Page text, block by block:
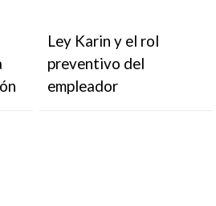
Ley Karin y el rol
preventivo del
empleador